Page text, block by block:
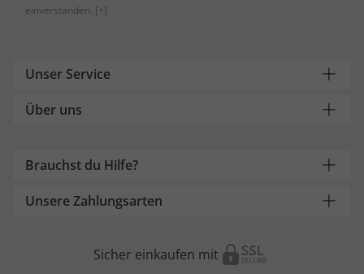
einverstanden. [+]
Unser Service
Über uns
Brauchst du Hilfe?
Unsere Zahlungsarten
Sicher einkaufen mit